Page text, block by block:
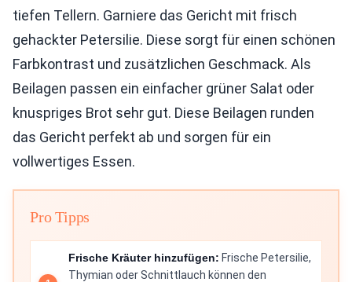
tiefen Tellern. Garniere das Gericht mit frisch
gehackter Petersilie. Diese sorgt für einen schönen
Farbkontrast und zusätzlichen Geschmack. Als
Beilagen passen ein einfacher grüner Salat oder
knuspriges Brot sehr gut. Diese Beilagen runden
das Gericht perfekt ab und sorgen für ein
vollwertiges Essen.
Pro Tipps
Frische Kräuter hinzufügen: Frische Petersilie,
Thymian oder Schnittlauch können den